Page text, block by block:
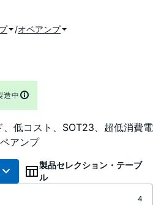
オペアンプ
造中
低コスト、SOT23、超低消費電
アンプ
製品セレクション・テーブ
ル
4